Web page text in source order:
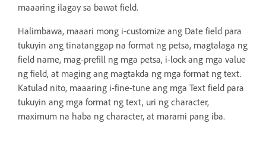
maaaring ilagay sa bawat field.
Halimbawa, maaari mong i-customize ang Date field para
tukuyin ang tinatanggap na format ng petsa, magtalaga ng
field name, mag-prefill ng mga petsa, i-lock ang mga value
ng field, at maging ang magtakda ng mga format ng text.
Katulad nito, maaaring i-fine-tune ang mga Text field para
tukuyin ang mga format ng text, uri ng character,
maximum na haba ng character, at marami pang iba.